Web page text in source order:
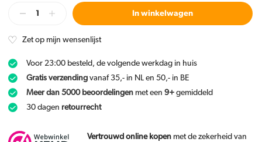
In winkelwagen
Zet op mijn wensenlijst
Voor 23:00 besteld, de volgende werkdag in huis
Gratis verzending vanaf 35,- in NL en 50,- in BE
Meer dan 5000 beoordelingen met een 9+ gemiddeld
30 dagen retourrecht
Vertrouwd online kopen met de zekerheid van